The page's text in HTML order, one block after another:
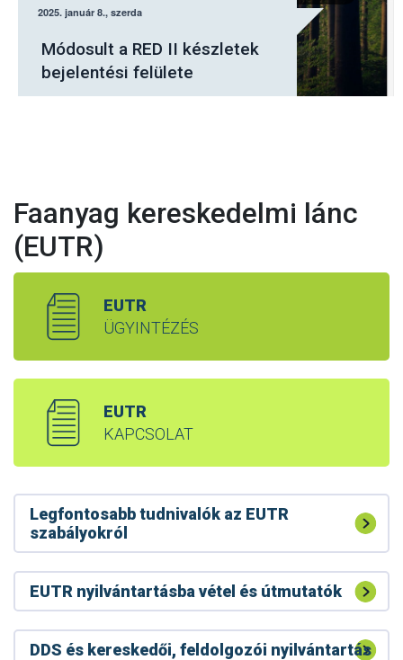
elektronikus felületén kell
jelenteni a fásításban
tervezett fakitermeléseket
Faanyag kereskedelmi lánc
(EUTR)
EUTR
ÜGYINTÉZÉS
EUTR
KAPCSOLAT
Legfontosabb tudnivalók az EUTR
szabályokról
EUTR nyilvántartásba vétel és útmutatók
DDS és kereskedői, feldolgozói nyilvántartás